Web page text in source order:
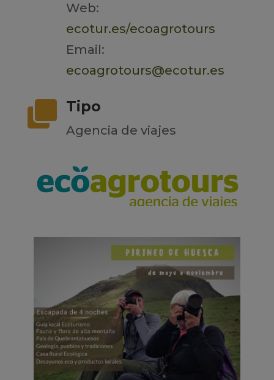
Web:
ecotur.es/ecoagrotours
Email:
ecoagrotours@ecotur.es
 Tipo
Agencia de viajes